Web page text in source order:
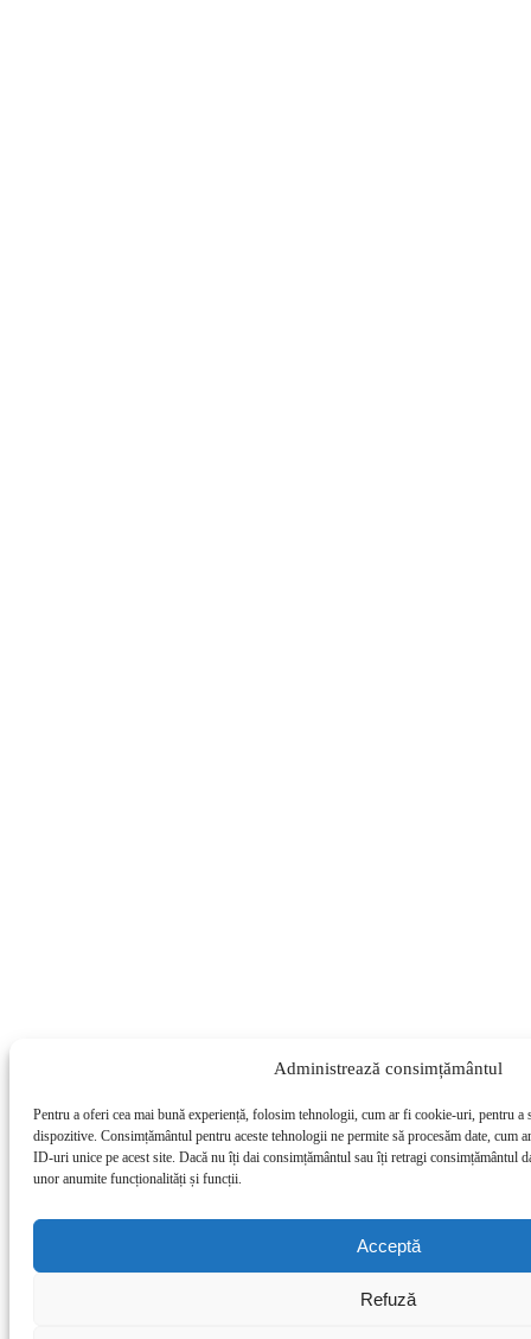
Administrează consimțământul
Pentru a oferi cea mai bună experiență, folosim tehnologii, cum ar fi cookie-uri, pentru a
dispozitive. Consimțământul pentru aceste tehnologii ne permite să procesăm date, cum
ID-uri unice pe acest site. Dacă nu îți dai consimțământul sau îți retragi consimțământul
unor anumite funcționalități și funcții.
Acceptă
Refuză